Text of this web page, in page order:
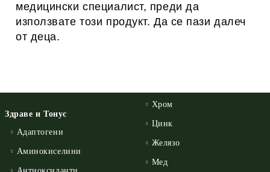
медицински специалист, преди да
използвате този продукт. Да се ​​пази далеч
от деца.
Здраве и Тонус
Адаптогени
Аминокиселини
Хром
Цинк
Желязо
Мед